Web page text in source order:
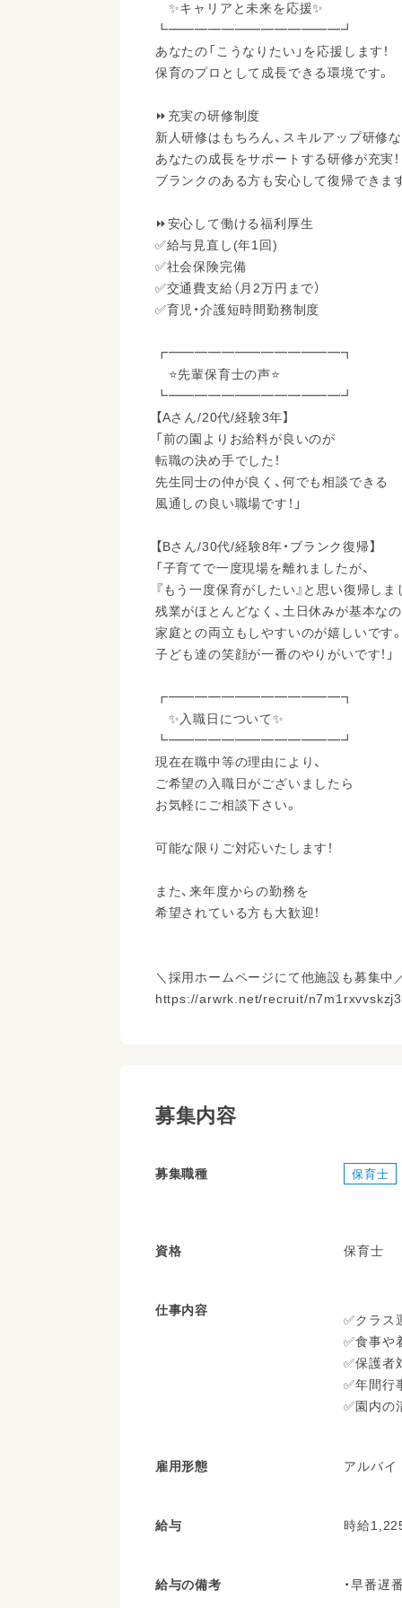
✨キャリアと未来を応援✨
┗━━━━━━━━━━━━━┛
あなたの「こうなりたい」を応援します！
保育のプロとして成長できる環境です。
⏩充実の研修制度
新人研修はもちろん、スキルアップ研修
あなたの成長をサポートする研修が充実！
ブランクのある方も安心して復帰できます
⏩安心して働ける福利厚生
✅給与見直し(年1回)
✅社会保険完備
✅交通費支給（月2万円まで）
✅育児・介護短時間勤務制度
┏━━━━━━━━━━━━━┓
⭐先輩保育士の声⭐
┗━━━━━━━━━━━━━┛
【Aさん/20代/経験3年】
「前の園よりお給料が良いのが
転職の決め手でした！
先生同士の仲が良く、何でも相談できる
風通しの良い職場です！」
【Bさん/30代/経験8年・ブランク復帰】
「子育てで一度現場を離れましたが、
『もう一度保育がしたい』と思い復帰しま
残業がほとんどなく、土日休みが基本な
家庭との両立もしやすいのが嬉しいです。
子ども達の笑顔が一番のやりがいです！」
┏━━━━━━━━━━━━━┓
✨入職日について✨
┗━━━━━━━━━━━━━┛
現在在職中等の理由により、
ご希望の入職日がございましたら
お気軽にご相談下さい。
可能な限りご対応いたします！
また、来年度からの勤務を
希望されている方も大歓迎！
＼採用ホームページにて他施設も募集中
https://arwrk.net/recruit/
募集内容
募集職種 保育士
資格 保育士
仕事内容
✅クラス
✅食事や
✅保護者
✅年間行
✅園内の
雇用形態 アルバイ
給与 時給
給与の備考 ・早番遅